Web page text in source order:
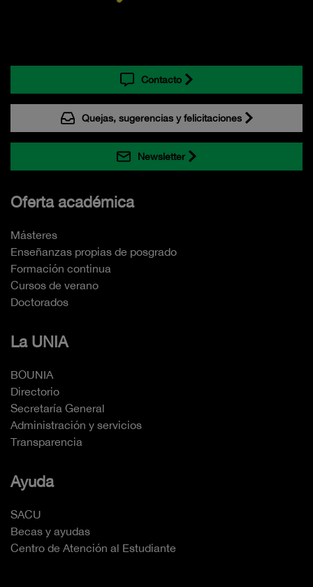
Contacto
Quejas, sugerencias y felicitaciones
Newsletter
Oferta académica
Másteres
Enseñanzas propias de posgrado
Formación continua
Cursos de verano
Doctorados
La UNIA
BOUNIA
Directorio
Secretaría General
Administración y servicios
Transparencia
Ayuda
SACU
Becas y ayudas
Centro de Atención al Estudiante